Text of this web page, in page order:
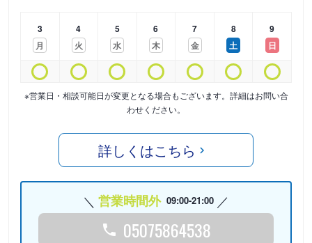
3
月
4
火
5
水
6
木
7
金
8
土
9
日
※営業日・相談可能日が変更となる場合もございます。詳細はお問い合
わせください。
詳しくはこちら
営業時間外 09:00-21:00
05075864538